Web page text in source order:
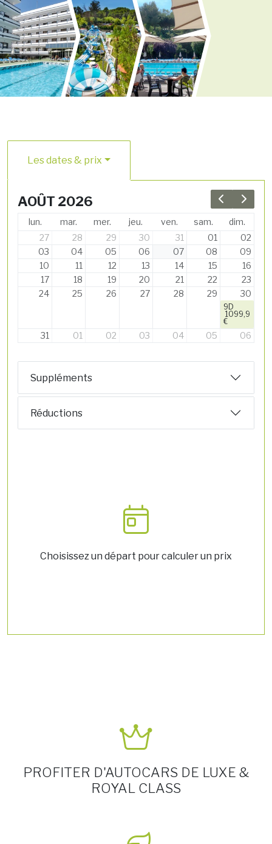
Les dates & prix
Previous
Next
AOÛT 2026
lun. mar. mer. jeu. ven. sam.
dim.
27
28 29 30 31 01
02
03
04 05 06 07 08
09
10
11 12 13 14 15
16
17
18 19 20 21 22
23
24
25 26 27 28 29 30
9D
1099,9
€
31 01 02 03 04 05 06
Suppléments
Réductions
Choisissez un départ pour calculer un prix
PROFITER D'AUTOCARS DE LUXE &
ROYAL CLASS